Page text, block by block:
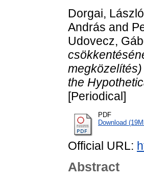
Dorgai, László
András and
Udovecz,
the
[Periodical]
PDF
Download
Official URL:
Abstract